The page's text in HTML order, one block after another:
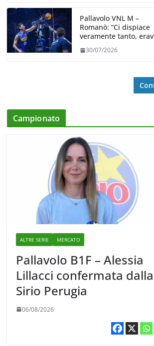
Pallavolo VNL M –
Romanò: “Ci dispiace
veramente tanto,
impareremo”
30/07/2026
Campionato
ALTRE SERIE MERCATO
Pallavolo B1F – Alessia
Lillacci confermata dalla
Sirio Perugia
06/08/2026